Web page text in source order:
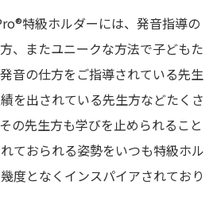
特級ホルダーには、発音指導の
、またユニークな方法で子どもた
音の仕方をご指導されている先生
を出されている先生方などたくさ
の先生方も学びを止められること
ておられる姿勢をいつも特級ホル
度となくインスパイアされており